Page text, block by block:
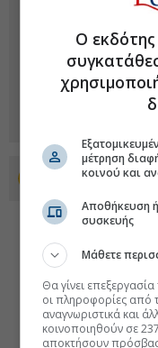
Προσθέστε το
Ο
μέτρηση
κοινού και
Αποθήκευση
συσκευής
Μάθετε
Θα γίνει
οι πληροφορίες από
αναγνωριστικά και
κοινοποιηθούν σε
αποκτήσουν